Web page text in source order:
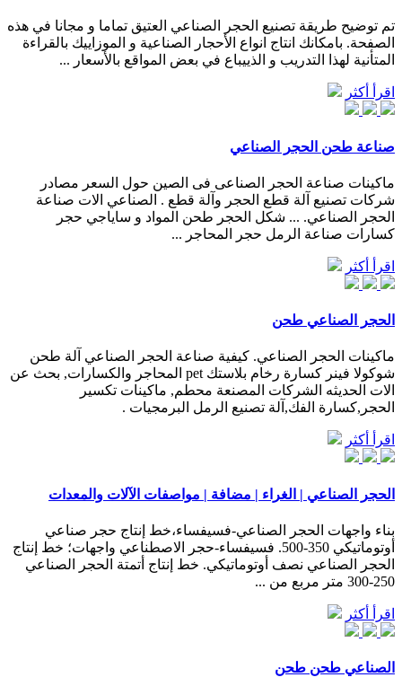
تم توضيح طريقة تصنيع الحجر الصناعي العتيق تماما و مجانا في هذه
الصفحة. بامكانك انتاج انواع الأحجار الصناعية و الموزاييك بالقراءة
المتأنية لهذا التدريب و الذييباع في بعض المواقع بالأسعار ...
اقرأ أكثر
صناعة طحن الحجر الصناعي
ماكينات صناعة الحجر الصناعى فى الصين حول السعر مصادر
شركات تصنيع آلة قطع الحجر وآلة قطع . الصناعي الات صناعة
الحجر الصناعي. ... شكل الحجر طحن المواد و ساياجي حجر
كسارات صناعة الرمل حجر المحاجر ...
اقرأ أكثر
الحجر الصناعي طحن
ماكينات الحجر الصناعي. كيفية صناعة الحجر الصناعي آلة طحن
شوكولا فينر كسارة رخام بلاستك pet المحاجر والكسارات, بحث عن
الات الحديثه الشركات المصنعة محطم, ماكينات تكسير
الحجر,كسارة الفك,آلة تصنيع الرمل البرمجيات .
اقرأ أكثر
الحجر الصناعي | الغراء | مضافة | مواصفات الآلات والمعدات
بناء واجهات الحجر الصناعي-فسيفساء،خط إنتاج حجر صناعي
أوتوماتيكي 350-500. فسيفساء-حجر الاصطناعي واجهات؛ خط إنتاج
الحجر الصناعي نصف أوتوماتيكي. خط إنتاج أتمتة الحجر الصناعي
250-300 متر مربع من ...
اقرأ أكثر
الصناعي طحن طحن